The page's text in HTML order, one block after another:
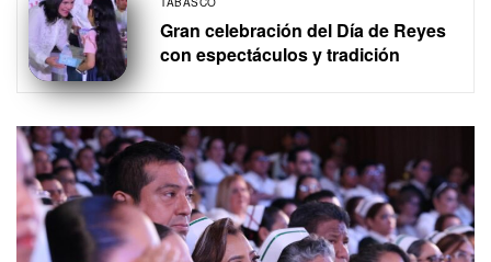
Gran celebración del Día de Reyes
con espectáculos y tradición